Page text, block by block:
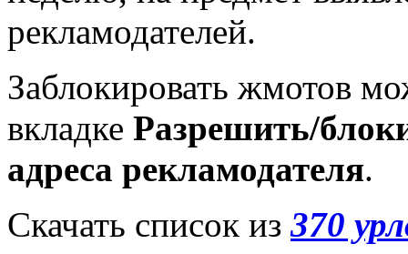
рекламодателей.
Заблокировать жмотов
вкладке Разрешить/
адреса рекламодателя.
Скачать список из370